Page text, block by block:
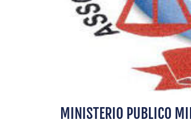
MINISTERIO PUBLICO